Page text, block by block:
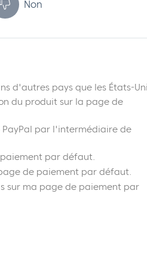
Non
d'autres pays que les États-
du produit sur la page de
par l'intermédiaire de
par défaut.
de paiement par défaut.
sur ma page de paiement par